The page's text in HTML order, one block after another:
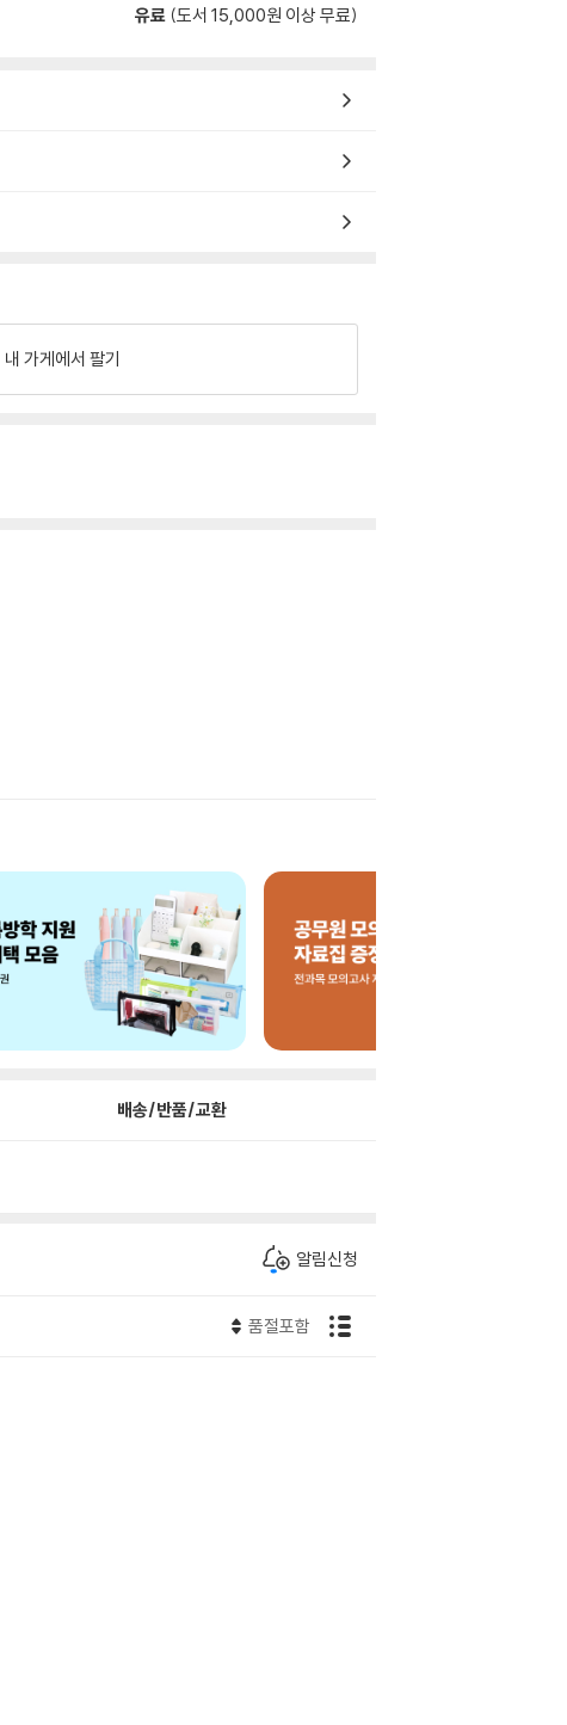
유료 (도서 15,000원 이상 무료)
내 가게에서 팔기
배송/반품/교환
알림신청
품절포함